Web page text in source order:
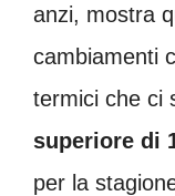
anzi, mostra
cambiamenti
termici che ci
superiore di
per la